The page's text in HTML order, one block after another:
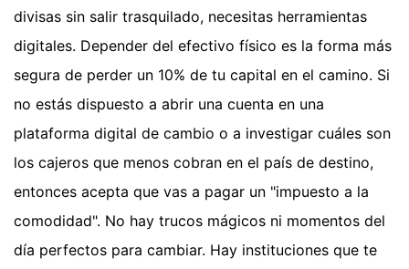
divisas sin salir trasquilado, necesitas herramientas
digitales. Depender del efectivo físico es la forma más
segura de perder un 10% de tu capital en el camino. Si
no estás dispuesto a abrir una cuenta en una
plataforma digital de cambio o a investigar cuáles son
los cajeros que menos cobran en el país de destino,
entonces acepta que vas a pagar un "impuesto a la
comodidad". No hay trucos mágicos ni momentos del
día perfectos para cambiar. Hay instituciones que te